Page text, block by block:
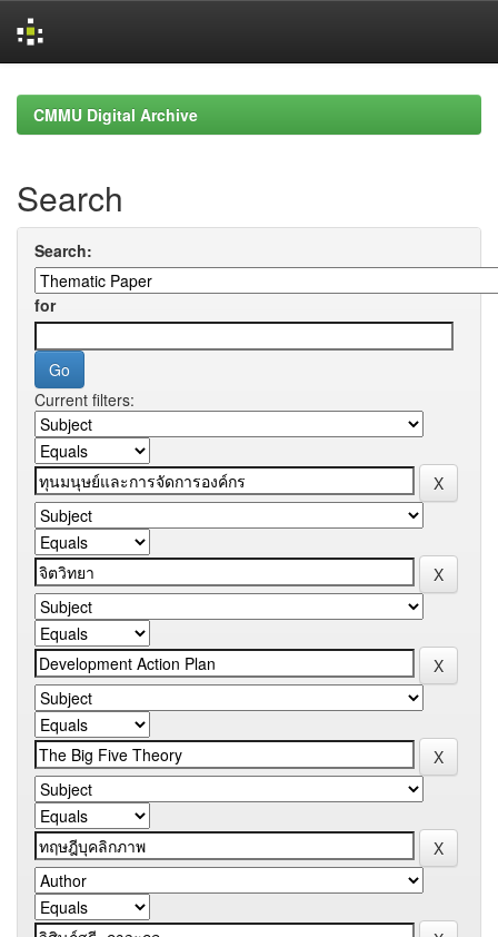
navigationCMMU Digital Archive
Search
Search:
for
Current filters: